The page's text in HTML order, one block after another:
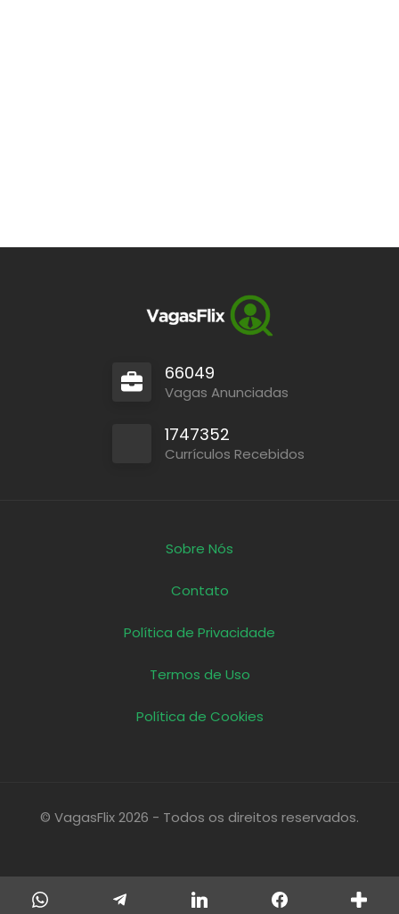
66049
Vagas Anunciadas
1747352
Currículos Recebidos
Sobre Nós
Contato
Política de Privacidade
Termos de Uso
Política de Cookies
© VagasFlix 2026 - Todos os direitos reservados.